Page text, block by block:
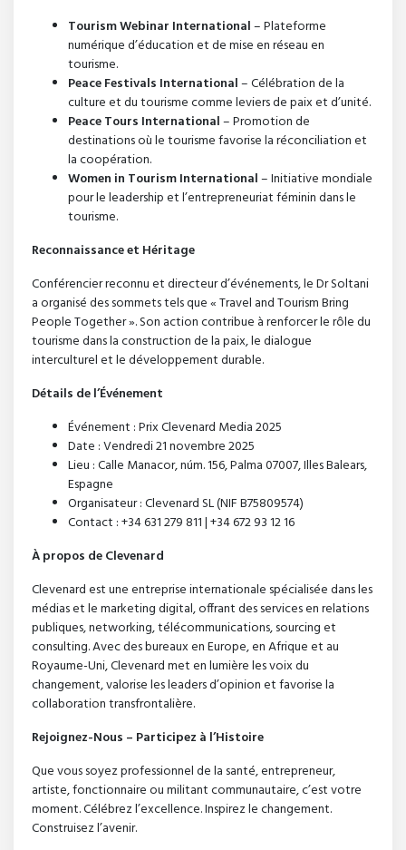
Tourism Webinar International– Plateforme
numérique d’éducation et de mise en réseau en
tourisme.
Peace Festivals International– Célébration de la
culture et du tourisme comme leviers de paix et d’unité.
Peace Tours International– Promotion de
destinations où le tourisme favorise la réconciliation et
la coopération.
Women in Tourism International– Initiative mondiale
pour le leadership et l’entrepreneuriat féminin dans le
tourisme.
Reconnaissance et Héritage
Conférencier reconnu et directeur d’événements, le Dr Soltani
a organisé des sommets tels que « Travel and Tourism Bring
People Together ». Son action contribue à renforcer le rôle du
tourisme dans la construction de la paix, le dialogue
interculturel et le développement durable.
Détails de l’Événement
Événement : Prix Clevenard Media 2025
Date : Vendredi 21 novembre 2025
Lieu : Calle Manacor, núm. 156, Palma 07007, Illes Balears,
Espagne
Organisateur : Clevenard SL (NIF B75809574)
Contact : +34 631 279 811 | +34 672 93 12 16
À propos de Clevenard
Clevenard est une entreprise internationale spécialisée dans les
médias et le marketing digital, offrant des services en relations
publiques, networking, télécommunications, sourcing et
consulting. Avec des bureaux en Europe, en Afrique et au
Royaume-Uni, Clevenard met en lumière les voix du
changement, valorise les leaders d’opinion et favorise la
collaboration transfrontalière.
Rejoignez-Nous – Participez à l’Histoire
Que vous soyez professionnel de la santé, entrepreneur,
artiste, fonctionnaire ou militant communautaire, c’est votre
moment. Célébrez l’excellence. Inspirez le changement.
Construisez l’avenir.